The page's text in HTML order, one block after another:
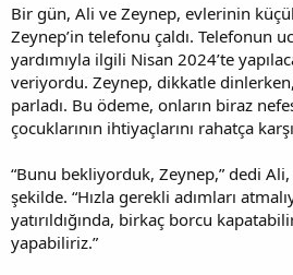
Bir gün, Ali ve Zeynep, evlerinin
Zeynep’in telefonu çaldı. Telefonun
yardımıyla ilgili Nisan 2024’te
veriyordu. Zeynep, dikkatle
parladı. Bu ödeme, onların biraz
çocuklarının ihtiyaçlarını rahatça
“Bunu bekliyorduk, Zeynep,” dedi
şekilde. “Hızla gerekli adımları
yatırıldığında, birkaç borcu
yapabiliriz.”